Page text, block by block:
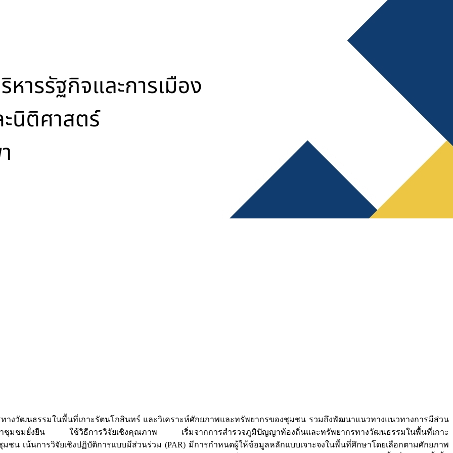
รมในพื้นที่เกาะรัตนโกสินทร์ และวิเคราะห์ศักยภาพและทรัพยากรของชุมชน รวมถึงพัฒนาแนวทางแนวทางการมีส่วน
าชุมชมยั่งยืน ใช้วิธีการวิจัยเชิงคุณภาพ เริ่มจากการสำรวจภูมิปัญญาท้องถิ่นและทรัพยากรทางวัฒนธรรมในพื้นที่เกาะ
น เน้นการวิจัยเชิงปฏิบัติการแบบมีส่วนร่วม (PAR) มีการกำหนดผู้ให้ข้อมูลหลักแบบเจาะจงในพื้นที่ศึกษาโดยเลือกตามศักยภาพ